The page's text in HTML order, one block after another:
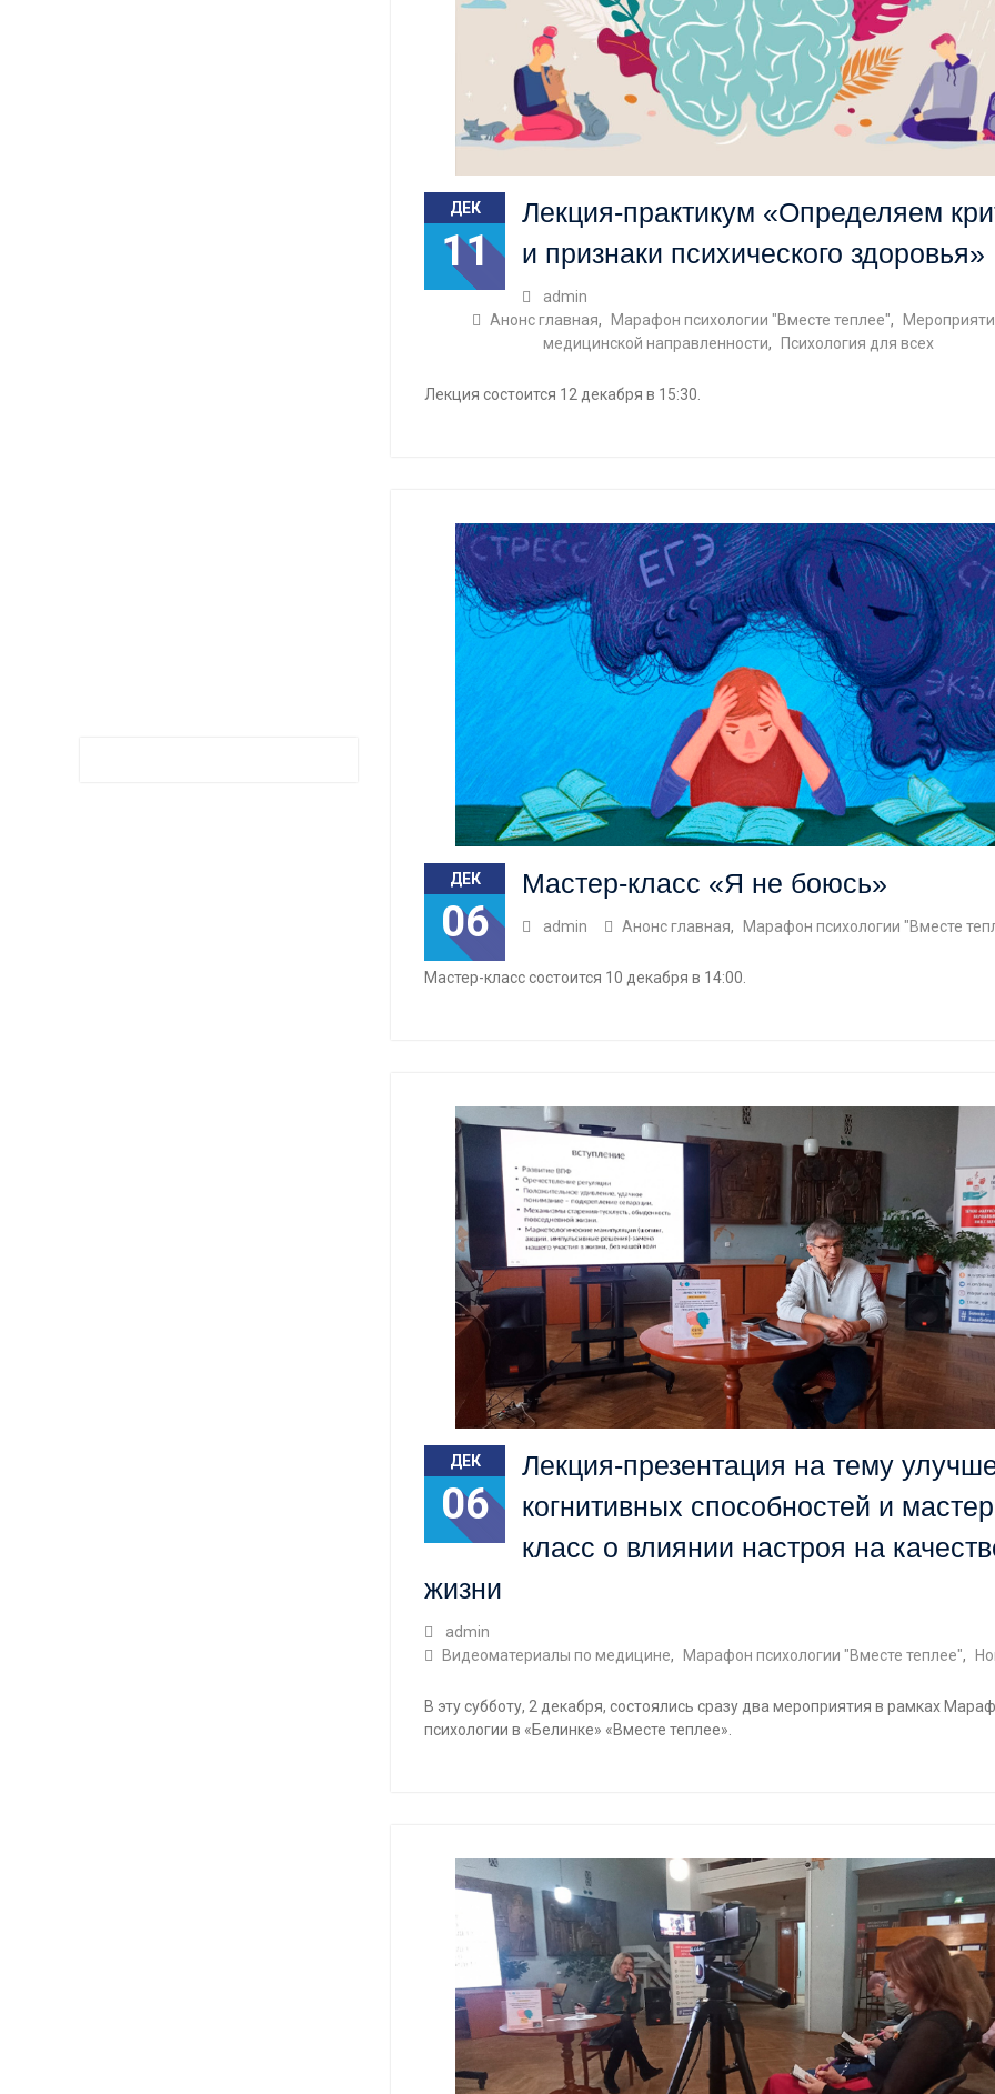
ДЕК
11
Лекция-практикум «Определяем
и признаки психического здоровья»
admin
Анонс главная, Марафон психологии "Вместе теплее",
медицинской направленности, Психология для всех
Лекция состоится 12 декабря в 15:30.
ДЕК
06
Мастер-класс «Я не боюсь»
admin Анонс главная, Марафон психологии "Вместе
Мастер-класс состоится 10 декабря в 14:00.
ДЕК
06
Лекция-презентация на тему
когнитивных способностей и
класс о влиянии настроя на
жизни
admin
Видеоматериалы по медицине, Марафон психологии "Вместе теплее",
В эту субботу, 2 декабря, состоялись сразу два мероприятия в рамках
психологии в «Белинке» «Вместе теплее».